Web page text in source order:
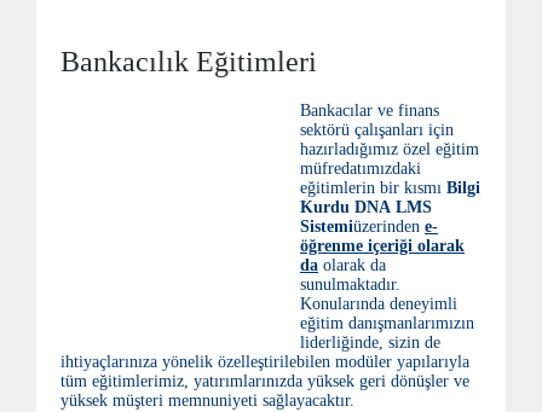
Bankacılık Eğitimleri
Bankacılar ve finans
sektörü çalışanları için
hazırladığımız özel eğitim
müfredatımızdaki
eğitimlerin bir kısmı Bilgi
Kurdu DNA LMS
Sistemiüzerinden e-
öğrenme içeriği olarak
da olarak da
sunulmaktadır.
Konularında deneyimli
eğitim danışmanlarımızın
liderliğinde, sizin de
ihtiyaçlarınıza yönelik özelleştirilebilen modüler yapılarıyla
tüm eğitimlerimiz, yatırımlarınızda yüksek geri dönüşler ve
yüksek müşteri memnuniyeti sağlayacaktır.